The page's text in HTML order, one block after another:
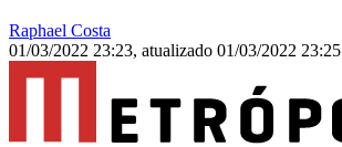
Raphael Costa
01/03/2022 23:23, atualizado 01/03/2022 23:25